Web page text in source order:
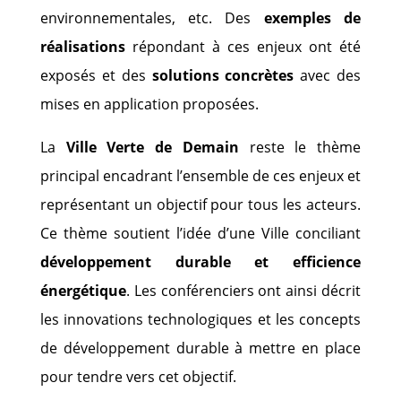
environnementales, etc. Des exemples de
réalisationsrépondant à ces enjeux ont été
exposés et des solutions concrètes avec des
mises en application proposées.
La Ville Verte de Demain reste le thème
principal encadrant l’ensemble de ces enjeux et
représentant un objectif pour tous les acteurs.
Ce thème soutient l’idée d’une Ville conciliant
développement durable et efficience
énergétique. Les conférenciers ont ainsi décrit
les innovations technologiques et les concepts
de développement durable à mettre en place
pour tendre vers cet objectif.